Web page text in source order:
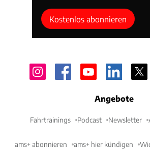
Kostenlos abonnieren
Angebote
Fahrtrainings Podcast Newsletter
ams+ abonnieren ams+ hier kündigen